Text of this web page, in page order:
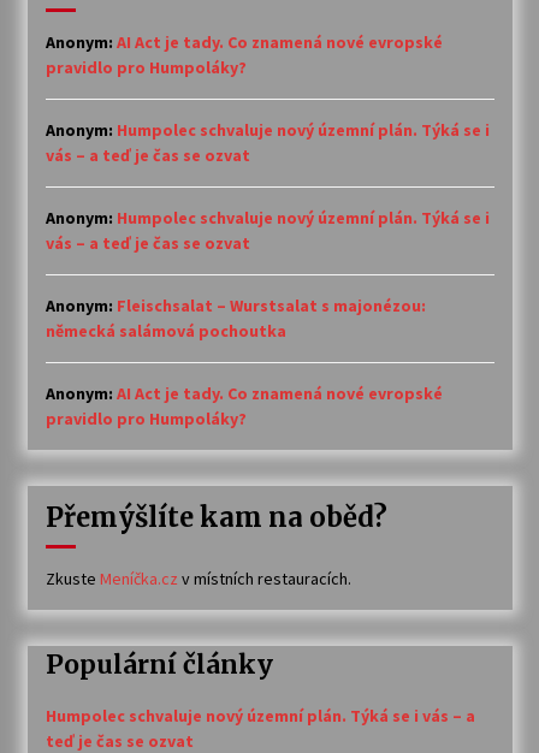
Anonym: AI Act je tady. Co znamená nové evropské
pravidlo pro Humpoláky?
Anonym: Humpolec schvaluje nový územní plán. Týká se i
vás – a teď je čas se ozvat
Anonym: Humpolec schvaluje nový územní plán. Týká se i
vás – a teď je čas se ozvat
Anonym: Fleischsalat – Wurstsalat s majonézou:
německá salámová pochoutka
Anonym: AI Act je tady. Co znamená nové evropské
pravidlo pro Humpoláky?
Přemýšlíte kam na oběd?
Zkuste Meníčka.cz v místních restauracích.
Populární články
Humpolec schvaluje nový územní plán. Týká se i vás – a
teď je čas se ozvat